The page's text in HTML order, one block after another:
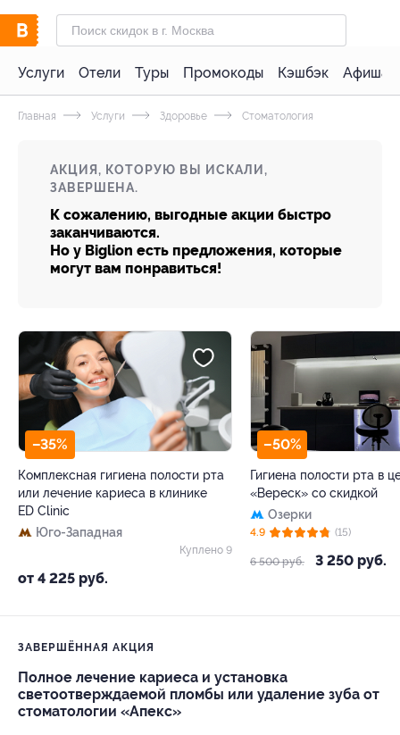
Услуги Отели Туры Промокоды Кэшбэк Афиша
Главная Услуги Здоровье Стоматология
АКЦИЯ, КОТОРУЮ ВЫ ИСКАЛИ,
ЗАВЕРШЕНА.
К сожалению, выгодные акции быстро
заканчиваются.
Но у Biglion есть предложения, которые
могут вам понравиться!
–35%
Комплексная гигиена полости рта
или лечение кариеса в клинике
ED Clinic
Юго-Западная
от 4 225 руб.
Куплено 9
–50%
Гигиена полости рта в
«Вереск» со скидкой
Озерки
6 500 руб. 3 250 руб.
4.9 (15)
ЗАВЕРШЁННАЯ АКЦИЯ
Полное лечение кариеса и установка
светоотверждаемой пломбы или удаление зуба от
стоматологии «Апекс»